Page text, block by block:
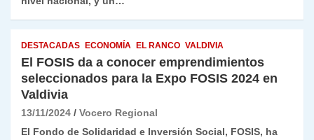
DESTACADAS ECONOMÍA EL RANCO VALDIVIA
El FOSIS da a conocer emprendimientos
seleccionados para la Expo FOSIS 2024 en
Valdivia
13/11/2024
Vocero Regional
El Fondo de Solidaridad e Inversión Social, FOSIS, ha